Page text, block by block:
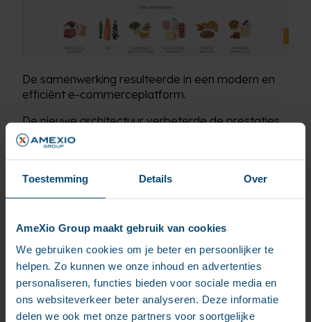
Toestemming Details Over
AmeXio Group maakt gebruik van cookies
We gebruiken cookies om je beter en persoonlijker te
helpen. Zo kunnen we onze inhoud en advertenties
personaliseren, functies bieden voor sociale media en
ons websiteverkeer beter analyseren. Deze informatie
delen we ook met onze partners voor soortgelijke
De samenwerking resulteerde in een modern en
efficiënt e-commerceplatform.
De nieuwe architectuur verbeterde de prestaties
van de site, verkortte laadtijden en zorgde ervoor
dat klantspecifieke content en promoties
winkelervaring aanzienlijk verbetert.
nieuwe merken succesvol geïntegreerd, met een
Deze flexibiliteit stelt Sligro Food Group in staat
om snel in te spelen op marktvraag en haar
aanbod verder uit te breiden.